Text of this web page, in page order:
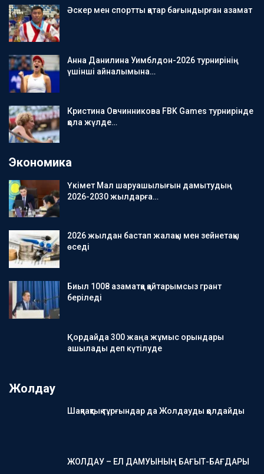
Әскер мен спортты қатар бағындырған азамат
Анна Данилина Уимблдон-2026 турнирінің
үшінші айналымына…
Кристина Овчинникова FBK Games турнирінде
қола жүлде…
Экономика
Үкімет Мал шаруашылығын дамытудың
2026-2030 жылдарға…
2026 жылдан бастап жалақы мен зейнетақы
өседі
Биыл 1008 азаматқа қайтарымсыз грант
беріледі
Қордайда 300 жаңа жұмыс орындары
ашылады деп күтілуде
Жолдау
Шақпақтық тұрғындар да Жолдауды қолдайды
ЖОЛДАУ – ЕЛ ДАМУЫНЫҢ БАҒЫТ-БАҒДАРЫ